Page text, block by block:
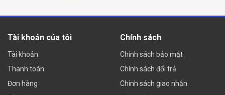
Tài khoản của tôi
Tài khoản
Thanh toán
Đơn hàng
Chính sách
Chính sách bảo mật
Chính sách đổi trả
Chính sách giao nhận